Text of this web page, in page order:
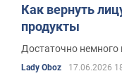
Как вернуть
продукты
Достаточно немного
Lady Oboz 17.06.2026